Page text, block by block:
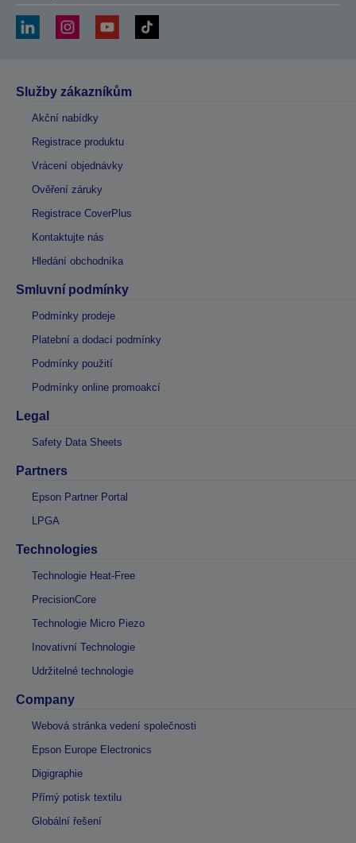
Služby zákazníkům
Akční nabídky
Registrace produktu
Vrácení objednávky
Ověření záruky
Registrace CoverPlus
Kontaktujte nás
Hledání obchodníka
Smluvní podmínky
Podmínky prodeje
Platební a dodací podmínky
Podmínky použití
Podmínky online promoakcí
Legal
Safety Data Sheets
Partners
Epson Partner Portal
LPGA
Technologies
Technologie Heat-Free
PrecisionCore
Technologie Micro Piezo
Inovativní Technologie
Udržitelné technologie
Company
Webová stránka vedení společnosti
Epson Europe Electronics
Digigraphie
Přímý potisk textilu
Globální řešení